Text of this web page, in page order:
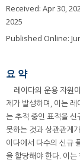
Received: Apr 30,
2025
Published Online:
요 약
레이다의 운용 자원
제가 발생하며, 이는
는 추적 중인 표적을
못하는 것과 상관관계
이다에서 다수의 신규
을 할당해야 한다. 이